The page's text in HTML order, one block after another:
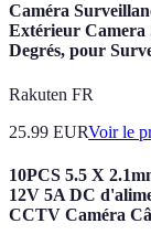
Caméra
Extérieur Camera
Degrés, pour
Rakuten FR
25.99 EURVoir le
10PCS 5.5 X
12V 5A DC
CCTV Caméra